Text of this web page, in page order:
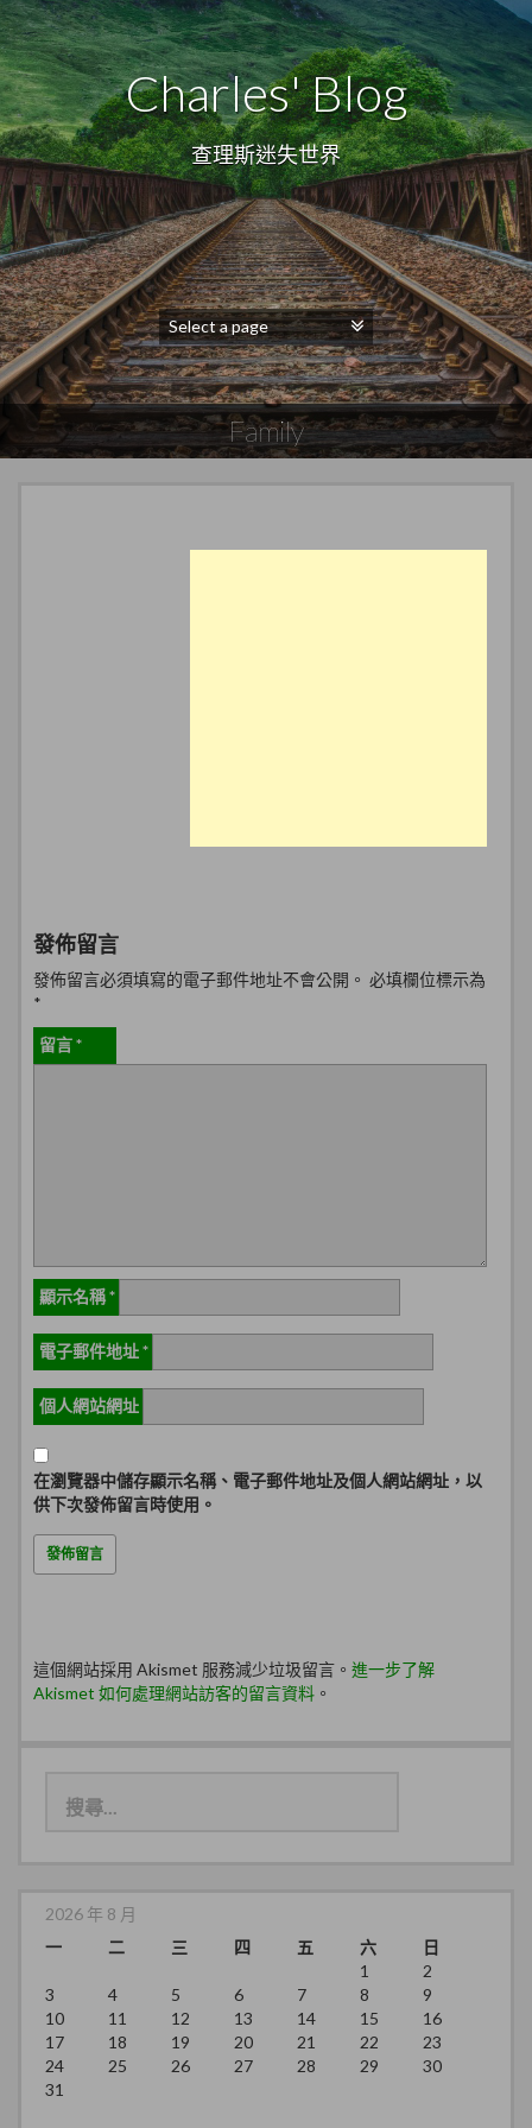
Charles' Blog
查理斯迷失世界
Family
發佈留言
發佈留言必須填寫的電子郵件地址不會公開。 必填欄位標示為
*
留言*
顯示名稱*
電子郵件地址*
個人網站網址
在瀏覽器中儲存顯示名稱、電子郵件地址及個人網站網址，以
供下次發佈留言時使用。
這個網站採用 Akismet 服務減少垃圾留言。 進一步了解
Akismet 如何處理網站訪客的留言資料 。
2026 年 8 月
一
二 三 四 五 六
日
1
2
3
4 5 6 7 8
9
10
11 12 13 14 15
16
17
18 19 20 21 22
23
24
25 26 27 28 29
30
31